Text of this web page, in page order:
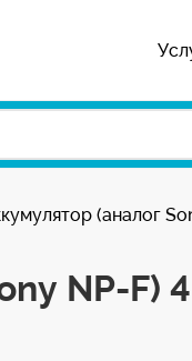
(аналог
NP-F)